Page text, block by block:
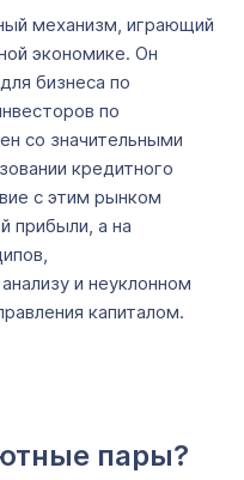
механизм, играющий
экономике. Он
бизнеса по
по
со значительными
кредитного
с этим рынком
прибыли, а на
и неуклонном
капиталом.
пары?